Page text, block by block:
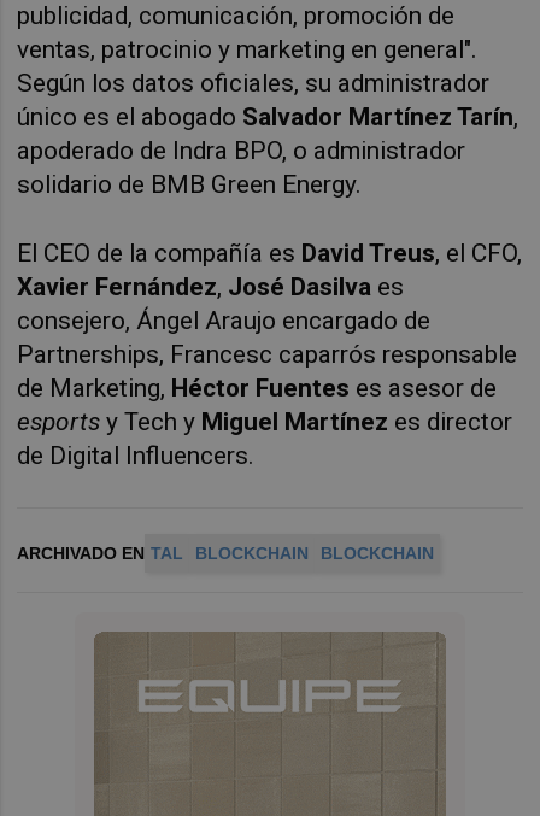
publicidad, comunicación, promoción de
ventas, patrocinio y marketing en general".
Según los datos oficiales, su administrador
único es el abogado Salvador Martínez Tarín,
apoderado de Indra BPO, o administrador
solidario de BMB Green Energy.
El CEO de la compañía es David Treus, el CFO,
Xavier Fernández, José Dasilva es
consejero, Ángel Araujo encargado de
Partnerships, Francesc caparrós responsable
de Marketing, Héctor Fuentes es asesor de
esports y Tech y Miguel Martínez es director
de Digital Influencers.
ARCHIVADO EN TAL BLOCKCHAIN BLOCKCHAIN